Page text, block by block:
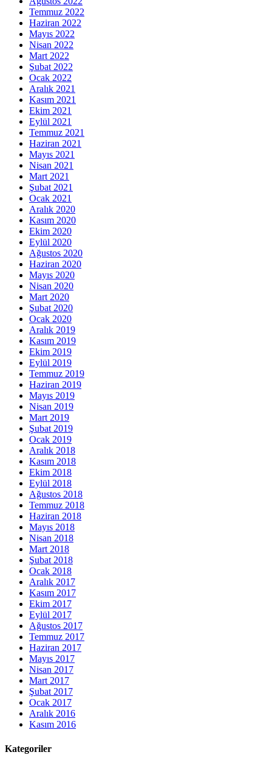
Temmuz 2022
Haziran 2022
Mayıs 2022
Nisan 2022
Mart 2022
Şubat 2022
Ocak 2022
Aralık 2021
Kasım 2021
Ekim 2021
Eylül 2021
Temmuz 2021
Haziran 2021
Mayıs 2021
Nisan 2021
Mart 2021
Şubat 2021
Ocak 2021
Aralık 2020
Kasım 2020
Ekim 2020
Eylül 2020
Ağustos 2020
Haziran 2020
Mayıs 2020
Nisan 2020
Mart 2020
Şubat 2020
Ocak 2020
Aralık 2019
Kasım 2019
Ekim 2019
Eylül 2019
Temmuz 2019
Haziran 2019
Mayıs 2019
Nisan 2019
Mart 2019
Şubat 2019
Ocak 2019
Aralık 2018
Kasım 2018
Ekim 2018
Eylül 2018
Ağustos 2018
Temmuz 2018
Haziran 2018
Mayıs 2018
Nisan 2018
Mart 2018
Şubat 2018
Ocak 2018
Aralık 2017
Kasım 2017
Ekim 2017
Eylül 2017
Ağustos 2017
Temmuz 2017
Haziran 2017
Mayıs 2017
Nisan 2017
Mart 2017
Şubat 2017
Ocak 2017
Aralık 2016
Kasım 2016
Kategoriler